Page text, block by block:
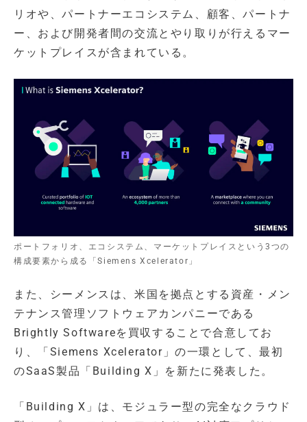
リオや、パートナーエコシステム、顧客、パートナ
ー、および開発者間の交流とやり取りが行えるマー
ケットプレイスが含まれている。
ポートフォリオ、エコシステム、マーケットプレイスという3つの
構成要素から成る「Siemens Xcelerator」
また、シーメンスは、米国を拠点とする資産・メン
テナンス管理ソフトウェアカンパニーである
Brightly Softwareを買収することで合意してお
り、「Siemens Xcelerator」の一環として、最初
のSaaS製品「Building X」を新たに発表した。
「Building X」は、モジュラー型の完全なクラウド